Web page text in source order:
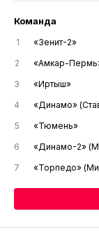
Команда
1 «Зенит-2»
2
«Амкар-
3
«Иртыш»
4
«Динамо»
5
«Тюмень»
6
«Динамо-2»
7
«Торпедо»